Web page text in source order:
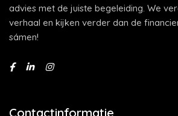
advies met de juiste begeleiding. We
verhaal en kijken verder dan de
sámen!
Contactinformatie